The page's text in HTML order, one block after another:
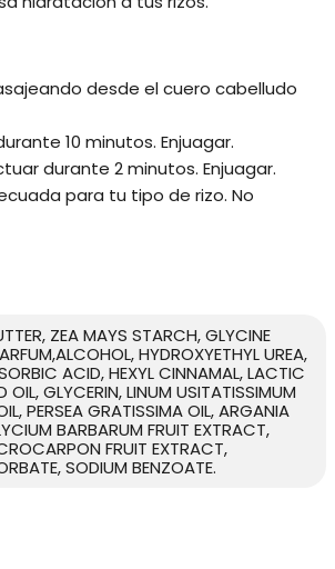
desde el cuero cabelludo
10 minutos. Enjuagar.
durante 2 minutos. Enjuagar.
para tu tipo de rizo. No
ZEA MAYS STARCH, GLYCINE
HYDROXYETHYL UREA,
ACID, HEXYL CINNAMAL, LACTIC
GLYCERIN, LINUM USITATISSIMUM
PERSEA GRATISSIMA OIL, ARGANIA
BARBARUM FRUIT EXTRACT,
FRUIT EXTRACT,
SODIUM BENZOATE.